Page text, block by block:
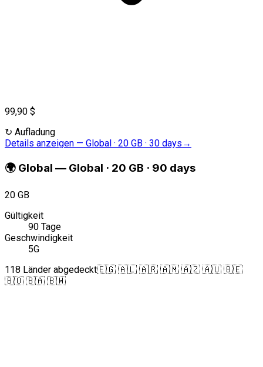
99,90 $
↻ Aufladung
Details anzeigen — Global · 20 GB · 30 days →
🌍 Global — Global · 20 GB · 90 days
20 GB
Gültigkeit
90 Tage
Geschwindigkeit
5G
118 Länder abgedeckt🇪🇬 🇦🇱 🇦🇷 🇦🇲 🇦🇿 🇦🇺 🇧🇪
🇧🇴 🇧🇦 🇧🇼